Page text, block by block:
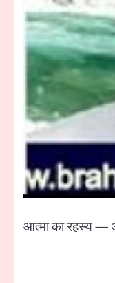
आत्मा का रहस्य —